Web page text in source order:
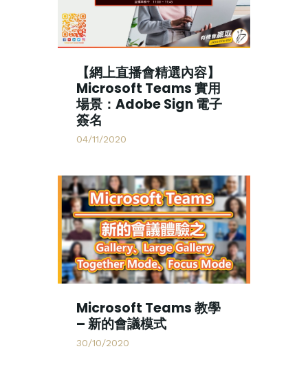
【網上直播會精選內容】
Microsoft Teams 實用
場景：Adobe Sign 電子
簽名
04/11/2020
Microsoft Teams 教學
– 新的會議模式
30/10/2020